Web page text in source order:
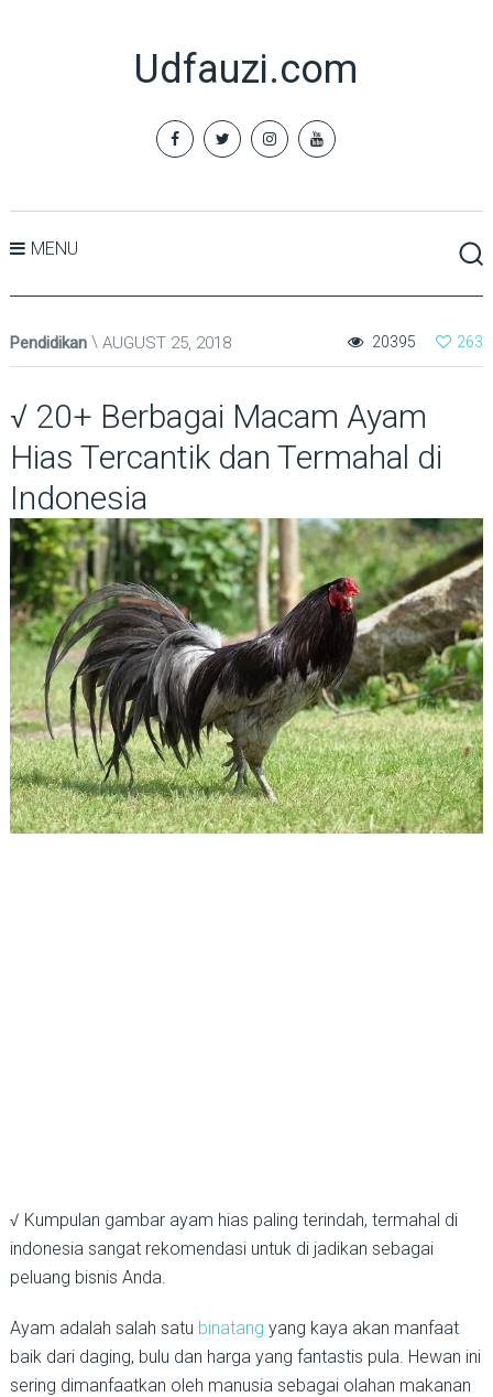
Udfauzi.com
MENU
Pendidikan AUGUST 25, 2018 263
20395
√ 20+ Berbagai Macam Ayam
Hias Tercantik dan Termahal di
Indonesia
√ Kumpulan gambar ayam hias paling terindah, termahal di
indonesia sangat rekomendasi untuk di jadikan sebagai
peluang bisnis Anda.
Ayam adalah salah satu binatang yang kaya akan manfaat
baik dari daging, bulu dan harga yang fantastis pula. Hewan ini
sering dimanfaatkan oleh manusia sebagai olahan makanan